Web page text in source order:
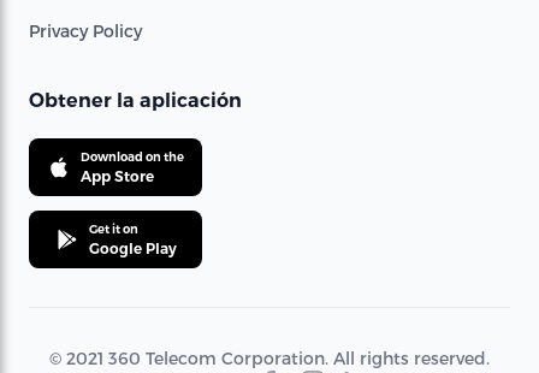
Privacy Policy
Obtener la aplicación
Download on the
App Store
Get it on
Google Play
© 2021 360 Telecom Corporation. All rights reserved.